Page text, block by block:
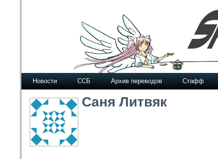
Новости ССБ Архив переводов Стафф
Саня Литвяк